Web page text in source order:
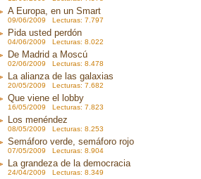
A Europa, en un Smart
09/06/2009 Lecturas: 7.797
Pida usted perdón
04/06/2009 Lecturas: 8.022
De Madrid a Moscú
02/06/2009 Lecturas: 8.478
La alianza de las galaxias
20/05/2009 Lecturas: 7.682
Que viene el lobby
16/05/2009 Lecturas: 7.823
Los menéndez
08/05/2009 Lecturas: 8.253
Semáforo verde, semáforo rojo
07/05/2009 Lecturas: 8.904
La grandeza de la democracia
24/04/2009 Lecturas: 8.349